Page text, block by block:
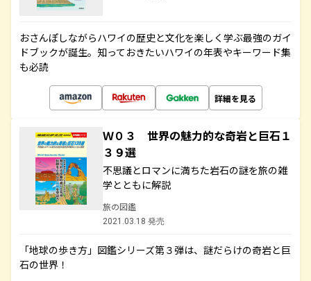
おさんぽしながらハワイの歴史と文化を楽しく学ぶ最強のガイ
ドブックが誕生。知っておきたいハワイの年表やキーワード集
も必読
詳細を見る
Ｗ０３ 世界の魅力的な奇岩と巨石１
３９選
不思議とロマンに満ちた岩石の謎を旅の雑
学とともに解説
旅の図鑑
2021.03.18 発売
「地球の歩き方」図鑑シリーズ第３弾は、謎だらけの奇岩と巨
石の世界！